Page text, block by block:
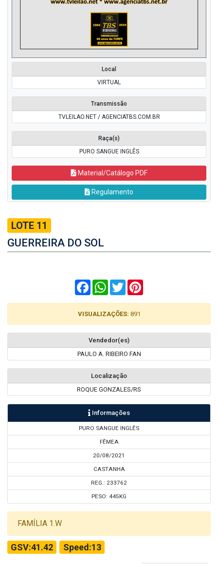
Local
VIRTUAL
Transmissão
TVLEILAO.NET / AGENCIATBS.COM.BR
Raça(s)
PURO SANGUE INGLÊS
Material/Catálogo PDF
Regulamento
LOTE 11
GUERREIRA DO SOL
FacebookWhatsApp
Twitter
VISUALIZAÇÕES: 891
Vendedor(es)
PAULO A. RIBEIRO FAN
Localização
ROQUE GONZALES/RS
Informações
PURO SANGUE INGLÊS
FÊMEA
20/08/2021
CASTANHA
REG.: 233762
PESO: 445KG
FAMÍLIA 1.W
GSV:41.42 Speed:13